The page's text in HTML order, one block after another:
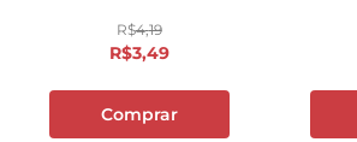
R$4,19
R$3,49
Comprar